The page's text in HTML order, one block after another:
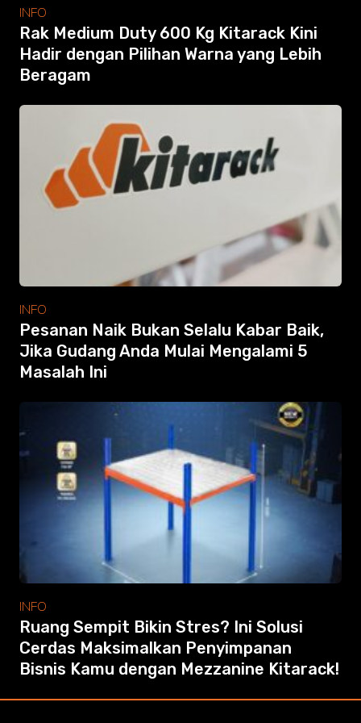
Accessories
Info
Gallery
Photo
Video
Contact
INFO
Rak Medium Duty 600 Kg Kitarack Kini
Hadir dengan Pilihan Warna yang Lebih
Beragam
INFO
Pesanan Naik Bukan Selalu Kabar Baik,
Jika Gudang Anda Mulai Mengalami 5
Masalah Ini
INFO
Ruang Sempit Bikin Stres? Ini Solusi
Cerdas Maksimalkan Penyimpanan
Bisnis Kamu dengan Mezzanine Kitarack!